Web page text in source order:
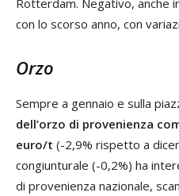
Rotterdam. Negativo, anche
con lo scorso anno, con
Orzo
Sempre a gennaio e sulla
dell’orzo di provenienza
euro/t (-2,9% rispetto a
congiunturale (-0,2%) ha
di provenienza nazionale,